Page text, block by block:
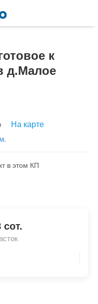
к
д.Малое
На карте
в этом КП
сот.